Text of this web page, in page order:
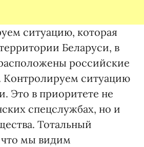
ситуацию, которая
Беларуси, в
российские
Контролируем ситуацию
Это в приоритете не
спецслужбах, но и
Тотальный
что мы видим